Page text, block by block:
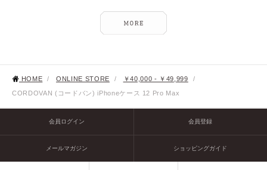
HOME / ONLINE STORE / ￥40,000 - ￥49,999
/
CORDOVAN (コードバン) iPhoneケース 12 Pro Max
会員ログイン 会員登録
メールマガジン ショッピングガイド